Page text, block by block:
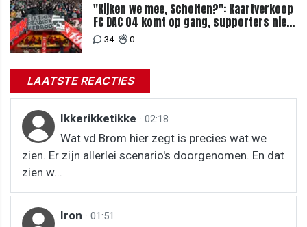
"Kijken we mee, Scholten?": Kaartverkoop
FC DAC 04 komt op gang, supporters niet
blij met ticketprijzen
34 0
LAATSTE REACTIES
Ikkerikketikke · 02:18
Wat vd Brom hier zegt is precies wat we
zien. Er zijn allerlei scenario's doorgenomen. En dat
zien w...
Iron · 01:51